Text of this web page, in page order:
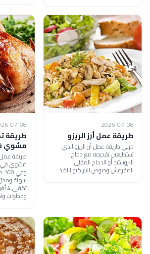
2026-07-08
طريقة عمل أرز الريزو
جربي طريقة عمل أرز الريزو الذي
تستطيعين تقديمه مع دجاج
البروستيد أو الدجاج المقلي
المقرمش وصوص الباربكيو اللذيذ.
07-08
طريقة
مشوي
طريقة
مشوي في
سهلة
وخطوات